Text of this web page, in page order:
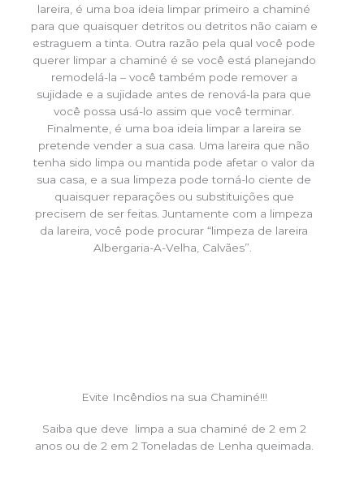
lareira, é uma boa ideia limpar primeiro a chaminé
para que quaisquer detritos ou detritos não caiam e
estraguem a tinta. Outra razão pela qual você pode
querer limpar a chaminé é se você está planejando
remodelá-la – você também pode remover a
sujidade e a sujidade antes de renová-la para que
você possa usá-lo assim que você terminar.
Finalmente, é uma boa ideia limpar a lareira se
pretende vender a sua casa. Uma lareira que não
tenha sido limpa ou mantida pode afetar o valor da
sua casa, e a sua limpeza pode torná-lo ciente de
quaisquer reparações ou substituições que
precisem de ser feitas. Juntamente com a limpeza
da lareira, você pode procurar “limpeza de lareira
Albergaria-A-Velha, Calvães”.
Evite Incêndios na sua Chaminé!!!
Saiba que deve limpa a sua chaminé de 2 em 2
anos ou de 2 em 2 Toneladas de Lenha queimada.